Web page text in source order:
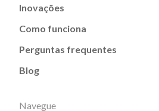
Inovações
Como funciona
Perguntas frequentes
Blog
Navegue